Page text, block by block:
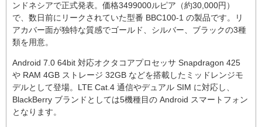
ンドネシアで正式発表。価格3499000ルピア（約30,000円）
で、数日前にリークされていた型番 BBC100-1 の製品です。リ
アカバー面が独特な質感でゴールド、シルバー、ブラックの3種
類を用意。
Android 7.0 64bit 対応オクタコアプロセッサ Snapdragon 425
や RAM 4GB ストレージ 32GB などを搭載したミッドレンジモ
デルとして登場。LTE Cat.4 通信やデュアル SIM に対応し、
BlackBerry ブランドとしては5機種目の Android スマートフォン
となります。